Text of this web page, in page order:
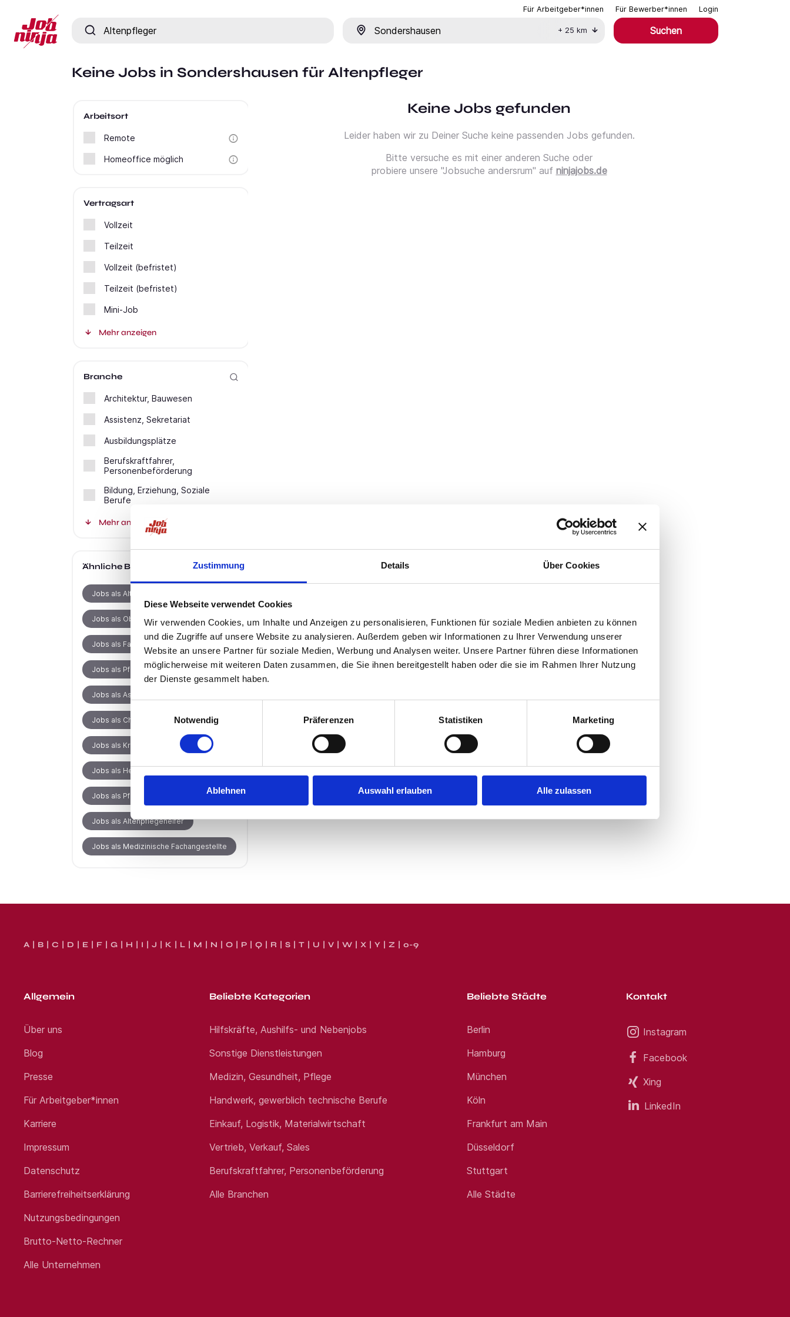
Zustimmung Details Über Cookies
Diese Webseite verwendet Cookies
Wir verwenden Cookies, um Inhalte und Anzeigen zu personalisieren, Funktionen für soziale Medien anbieten zu können
und die Zugriffe auf unsere Website zu analysieren. Außerdem geben wir Informationen zu Ihrer Verwendung unserer
Website an unsere Partner für soziale Medien, Werbung und Analysen weiter. Unsere Partner führen diese Informationen
möglicherweise mit weiteren Daten zusammen, die Sie ihnen bereitgestellt haben oder die sie im Rahmen Ihrer Nutzung
der Dienste gesammelt haben.
Einwilligungsauswahl
Notwendig
Präferenzen Statistiken Marketing
Ablehnen Auswahl erlauben Alle zulassen
Für Arbeitgeber*innen Für Bewerber*innen Login
Jobtitel, Fähigkeit oder Firma
+ 25 km Suchen
Keine Jobs in Sondershausen für Altenpfleger
Keine Jobs gefunden
Leider haben wir zu Deiner Suche keine passenden Jobs gefunden.
Bitte versuche es mit einer anderen Suche oder
probiere unsere "Jobsuche andersrum" auf ninjajobs.de
Arbeitsort
Remote
Homeoffice möglich
Vertragsart
Vollzeit
Teilzeit
Vollzeit (befristet)
Teilzeit (befristet)
Mini-Job
Mehr anzeigen
Branche
Architektur, Bauwesen
Assistenz, Sekretariat
Ausbildungsplätze
Berufskraftfahrer,
Personenbeförderung
Bildung, Erziehung, Soziale
Berufe
Mehr anzeigen
Ähnliche Berufe in Sondershausen
Jobs als Altenpfleger
Jobs als Oberarzt
Jobs als Facharzt
Jobs als Pflegefachkraft
Jobs als Assistenzarzt
Jobs als Chefarzt
Jobs als Krankenpfleger
Jobs als Heilerziehungspfleger
Jobs als Pflegehelfer
Jobs als Altenpflegehelfer
Jobs als Medizinische Fachangestellte
A B C D E F G H I J K L M N O P Q R S T U V W X Y Z 0-9
Allgemein
Über uns
Blog
Presse
Für Arbeitgeber*innen
Karriere
Impressum
Datenschutz
Barrierefreiheitserklärung
Nutzungsbedingungen
Brutto-Netto-Rechner
Alle Unternehmen
Beliebte Kategorien
Hilfskräfte, Aushilfs- und Nebenjobs
Sonstige Dienstleistungen
Medizin, Gesundheit, Pflege
Handwerk, gewerblich technische Berufe
Einkauf, Logistik, Materialwirtschaft
Vertrieb, Verkauf, Sales
Berufskraftfahrer, Personenbeförderung
Alle Branchen
Beliebte Städte
Berlin
Hamburg
München
Köln
Frankfurt am Main
Düsseldorf
Stuttgart
Alle Städte
Kontakt
Instagram
Facebook
Xing
LinkedIn